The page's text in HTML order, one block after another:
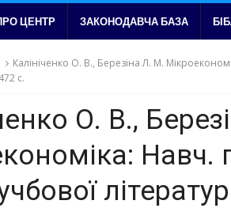
ЦЕНТР ЗАКОНОДАВЧА БАЗА
Калініченко О. В., Березіна Л. М.
с.
О. В.,
Навч.